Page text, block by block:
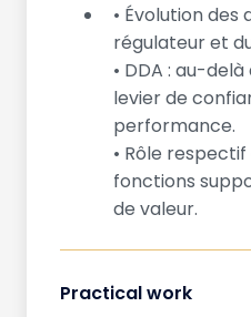
• Évolution
régulateur et
• DDA : au-
levier de
performance.
• Rôle respectif
fonctions
de valeur.
Practical work